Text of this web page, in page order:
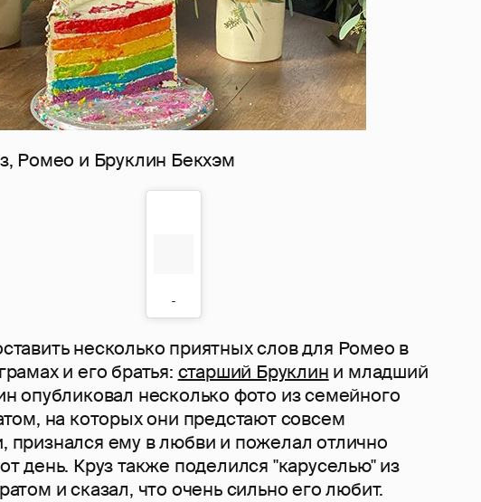
Ромео и Бруклин Бекхэм
несколько приятных слов для Ромео в
и его братья: старший Бруклин и младший
опубликовал несколько фото из семейного
на которых они предстают совсем
признался ему в любви и пожелал отлично
день. Круз также поделился "каруселью" из
и сказал, что очень сильно его любит.